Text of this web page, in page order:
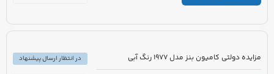
مزایده دولتی کامیون بنز مدل 1977 رنگ آبی
در انتظار ارسال پیشنهاد